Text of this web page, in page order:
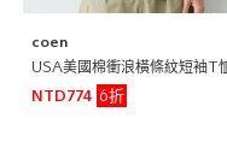
coen
USA美國棉衝浪橫條紋短袖T恤
NTD774
6折